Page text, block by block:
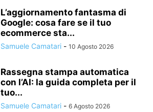
L’aggiornamento fantasma di
Google: cosa fare se il tuo
ecommerce sta...
Samuele Camatari - 10 Agosto 2026
Rassegna stampa automatica
con l’AI: la guida completa per il
tuo...
Samuele Camatari - 6 Agosto 2026